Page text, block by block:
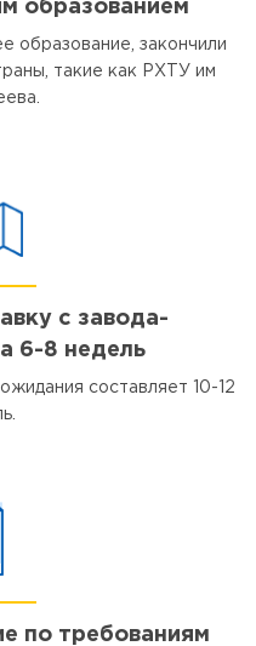
образованием
образование, закончили
такие как РХТУ им
с завода-
6-8 недель
составляет 10-12
по требованиям